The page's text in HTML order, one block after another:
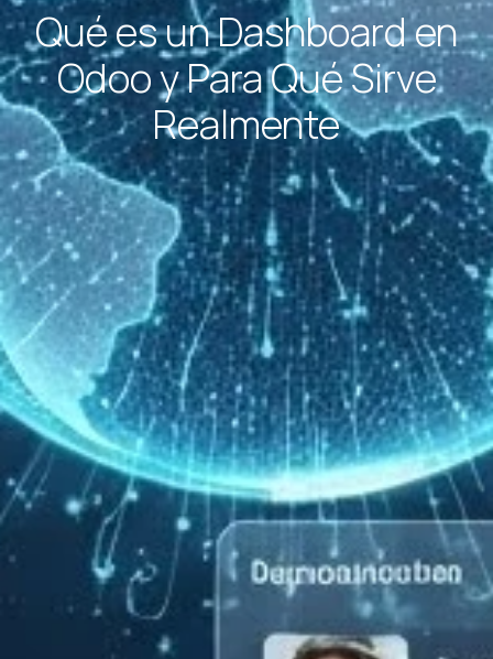
Qué es un Dashboard en
Odoo y Para Qué Sirve
Realmente